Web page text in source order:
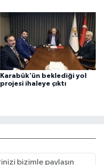
Karabük'ün beklediği yol
projesi ihaleye çıktı